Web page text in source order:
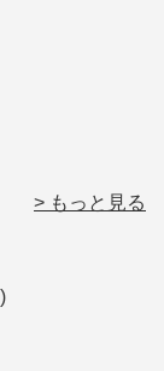
> もっと見る